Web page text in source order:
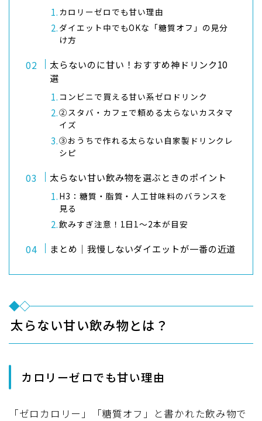
カロリーゼロでも甘い理由
ダイエット中でもOKな「糖質オフ」の見分
け方
太らないのに甘い！おすすめ神ドリンク10
選
コンビニで買える甘い系ゼロドリンク
②スタバ・カフェで頼める太らないカスタマ
イズ
③おうちで作れる太らない自家製ドリンクレ
シピ
太らない甘い飲み物を選ぶときのポイント
H3：糖質・脂質・人工甘味料のバランスを
見る
飲みすぎ注意！1日1〜2本が目安
まとめ｜我慢しないダイエットが一番の近道
太らない甘い飲み物とは？
カロリーゼロでも甘い理由
「ゼロカロリー」「糖質オフ」と書かれた飲み物で